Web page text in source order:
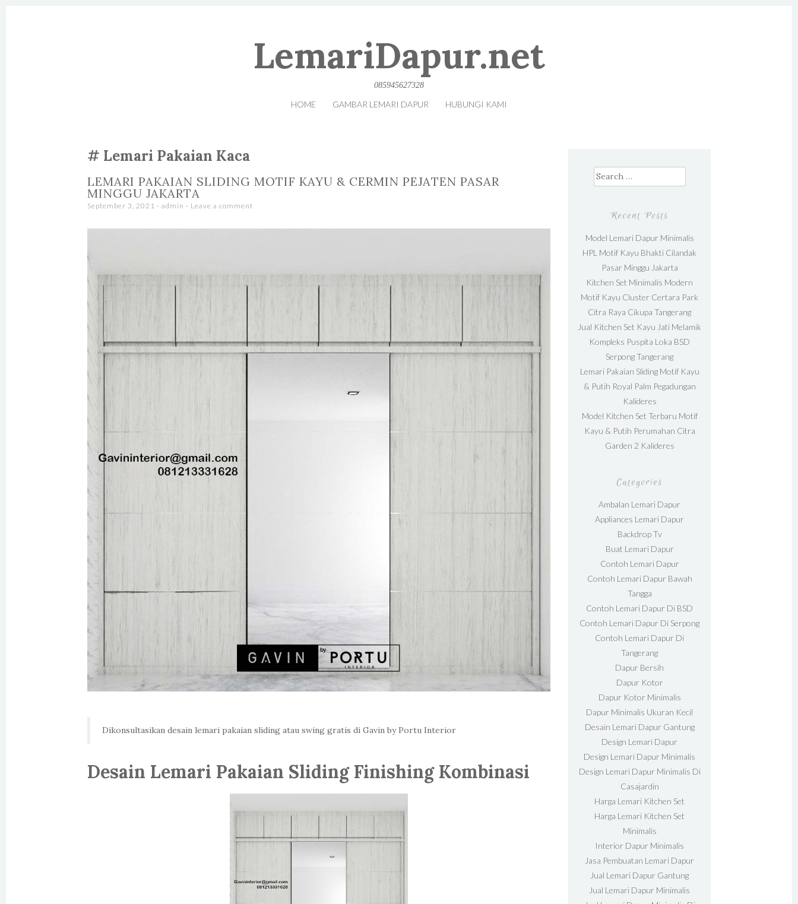
LemariDapur.net
085945627328
HOME GAMBAR LEMARI DAPUR HUBUNGI KAMI
Lemari Pakaian Kaca
LEMARI PAKAIAN SLIDING MOTIF KAYU & CERMIN PEJATEN PASAR
MINGGU JAKARTA
September 3, 2021 - admin Leave a comment
Dikonsultasikan desain lemari pakaian sliding atau swing gratis di Gavin by Portu Interior
Desain Lemari Pakaian Sliding Finishing Kombinasi
Search for:
Recent Posts
Model Lemari Dapur Minimalis
HPL Motif Kayu Bhakti Cilandak
Pasar Minggu Jakarta
Kitchen Set Minimalis Modern
Motif Kayu Cluster Certara Park
Citra Raya Cikupa Tangerang
Jual Kitchen Set Kayu Jati Melamik
Kompleks Puspita Loka BSD
Serpong Tangerang
Lemari Pakaian Sliding Motif Kayu
& Putih Royal Palm Pegadungan
Kalideres
Model Kitchen Set Terbaru Motif
Kayu & Putih Perumahan Citra
Garden 2 Kalideres
Categories
Ambalan Lemari Dapur
Appliances Lemari Dapur
Backdrop Tv
Buat Lemari Dapur
Contoh Lemari Dapur
Contoh Lemari Dapur Bawah
Tangga
Contoh Lemari Dapur Di BSD
Contoh Lemari Dapur Di Serpong
Contoh Lemari Dapur Di
Tangerang
Dapur Bersih
Dapur Kotor
Dapur Kotor Minimalis
Dapur Minimalis Ukuran Kecil
Desain Lemari Dapur Gantung
Design Lemari Dapur
Design Lemari Dapur Minimalis
Design Lemari Dapur Minimalis Di
Casajardin
Harga Lemari Kitchen Set
Harga Lemari Kitchen Set
Minimalis
Interior Dapur Minimalis
Jasa Pembuatan Lemari Dapur
Jual Lemari Dapur Gantung
Jual Lemari Dapur Minimalis